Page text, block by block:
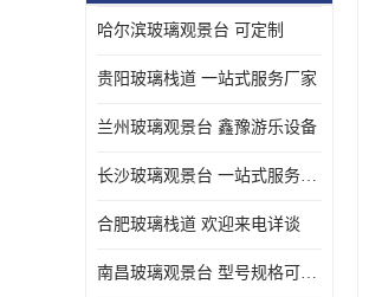
哈尔滨玻璃观景台 可定制
贵阳玻璃栈道 一站式服务厂家
兰州玻璃观景台 鑫豫游乐设备
长沙玻璃观景台 一站式服务厂家
合肥玻璃栈道 欢迎来电详谈
南昌玻璃观景台 型号规格可定制